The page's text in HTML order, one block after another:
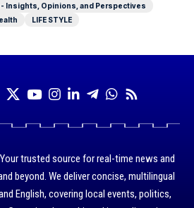
- Insights, Opinions, and Perspectives
LIFE STYLE
Your trusted source for real-time news and
beyond. We deliver concise, multilingual
English, covering local events, politics,